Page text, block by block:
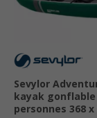
Sevylor
kayak gonflable
personnes 368 x